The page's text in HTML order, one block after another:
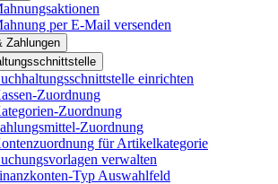
per E-Mail versenden
Zahlungen
einrichten
Zuordnung
Zuordnung
Zuordnung
für Artikelkategorie
verwalten
Typ Auswahlfeld